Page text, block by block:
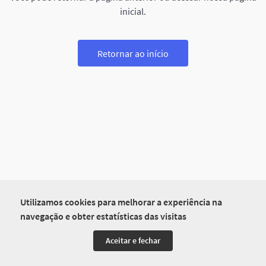
Utilizamos cookies para melhorar a experiência na
navegação e obter estatísticas das visitas
Aceitar e fechar
inicial.
Retornar ao início